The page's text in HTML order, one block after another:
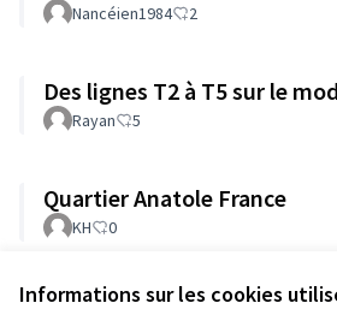
Informations sur les cookies
Nancéien1984 2
Des lignes T2 à T5 sur le
Rayan 5
Quartier Anatole France
KH 0
Voir toutes les propositions retirées